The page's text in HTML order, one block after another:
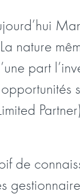
nature
part
de